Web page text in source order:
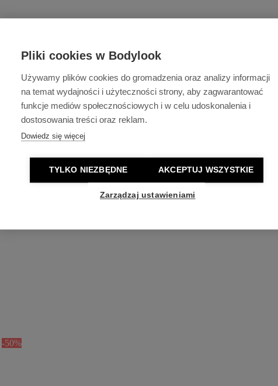
Pliki cookies w Bodylook
Używamy plików cookies do gromadzenia oraz analizy informacji
na temat wydajności i użyteczności strony, aby zagwarantować
funkcje mediów społecznościowych i w celu udoskonalenia i
dostosowania treści oraz reklam.
Dowiedz się więcej
TYLKO NIEZBĘDNE AKCEPTUJ WSZYSTKIE
Zarządzaj ustawieniami
-50%